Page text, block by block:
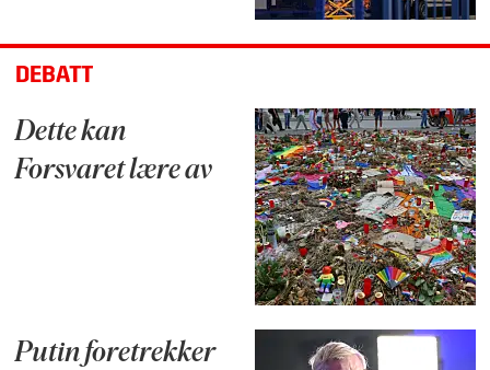
DEBATT
Dette kan
Forsvaret lære av
Putin foretrekker